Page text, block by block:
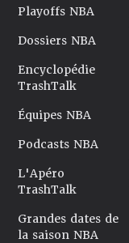
Playoffs NBA
Dossiers NBA
Encyclopédie
TrashTalk
Équipes NBA
Podcasts NBA
L'Apéro
TrashTalk
Grandes dates de
la saison NBA